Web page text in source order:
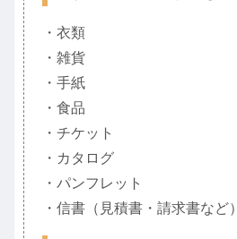
・衣類
・雑貨
・手紙
・食品
・チケット
・カタログ
・パンフレット
・信書（見積書・請求書など）